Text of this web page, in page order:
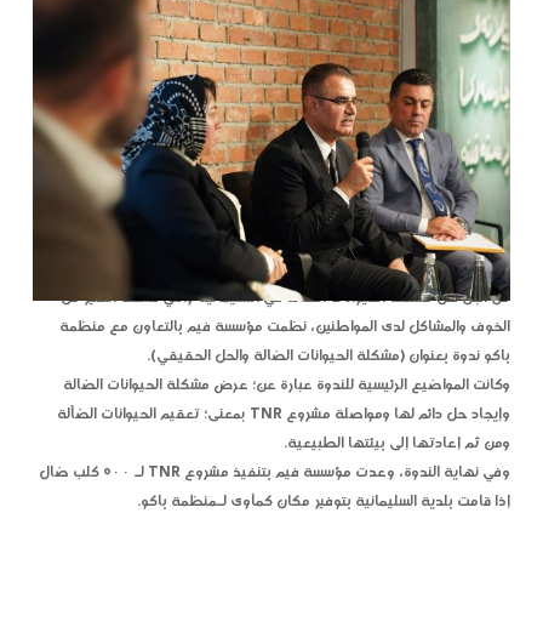
من أجل حل مشكلة الحيوانات الضالة في السليمانية والتي خلقت الكثير من
الخوف والمشاكل لدى المواطنين، نظمت مؤسسة فيم بالتعاون مع منظمة
باكو ندوة بعنوان (مشكلة الحيوانات الضالة والحل الحقيقي).
وكانت المواضيع الرئيسية للندوة عبارة عن؛ عرض مشكلة الحيوانات الضالة
وإيجاد حل دائم لها ومواصلة مشروع TNR بمعنى؛ تعقيم الحيوانات الضآلة
ومن ثم إعادتها إلى بيئتها الطبيعية.
وفي نهاية الندوة، وعدت مؤسسة فيم بتنفيذ مشروع TNR لـ ٥٠٠ كلب ضال
إذا قامت بلدية السليمانية بتوفير مكان كمأوى لـمنظمة باكو.